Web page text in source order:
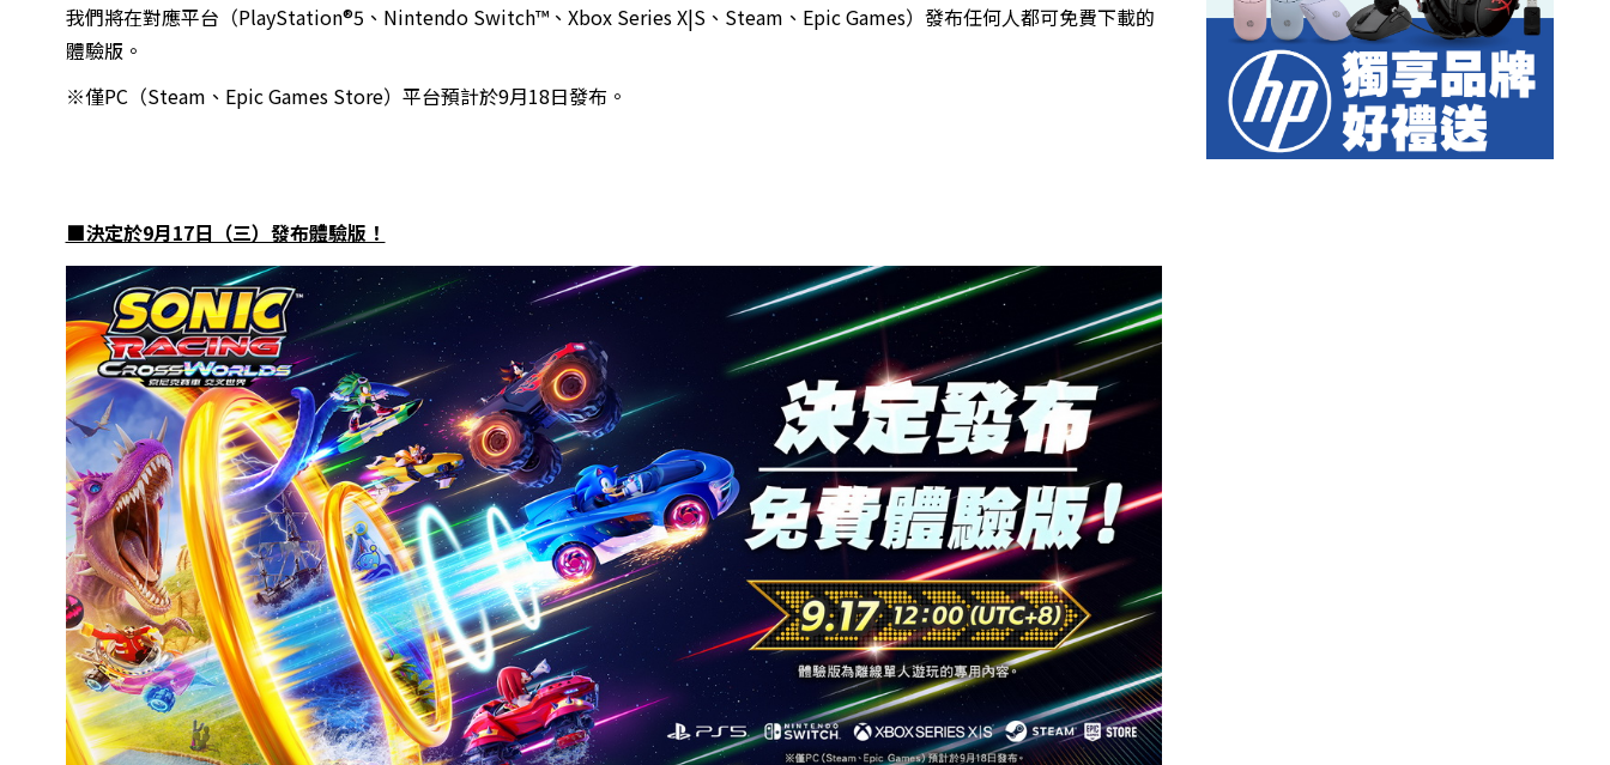
我們將在對應平台（PlayStation®5、Nintendo Switch™、Xbox Series X|S、Steam、Epic Games）發布任何人都可免費下載的
體驗版。
※僅PC（Steam、Epic Games Store）平台預計於9月18日發布。
■決定於9月17日（三）發布體驗版！